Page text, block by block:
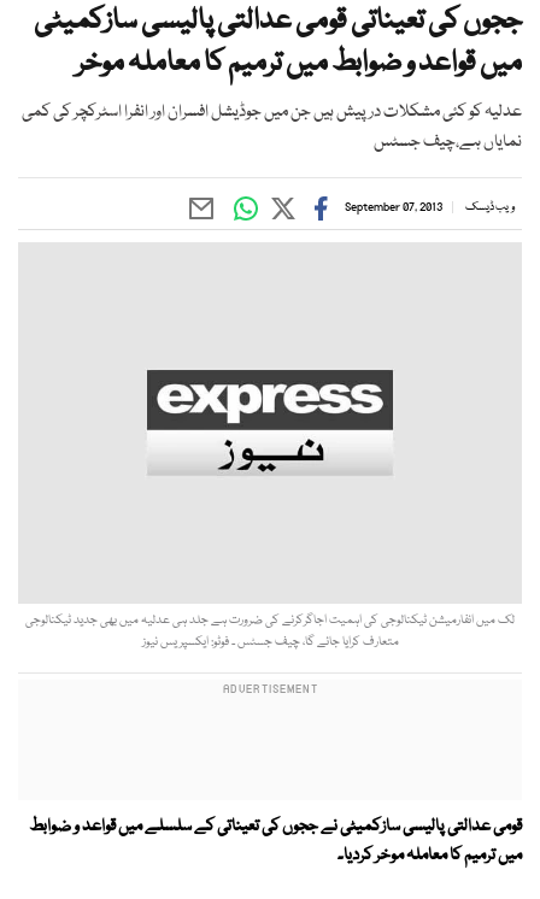
ججوں کی تعیناتی قومی عدالتی پالیسی سازکمیٹی
میں قواعد و ضوابط میں ترمیم کا معاملہ موخر
عدلیہ کو کئی مشکلات درپیش ہیں جن میں جوڈیشل افسران اور انفرا اسٹرکچر کی کمی
نمایاں ہے،چیف جسٹس
ویب ڈیسک September 07, 2013
لک میں انفارمیشن ٹیکنالوجی کی اہمیت اجاگرکرنے کی ضرورت ہے جلد ہی عدلیہ میں بھی جدید ٹیکنالوجی
متعارف کرایا جائے گا، چیف جسٹس ۔ فوٹو: ایکسپریس نیوز
قومی عدالتی پالیسی سازکمیٹی نے ججوں کی تعیناتی کے سلسلے میں قواعد و ضوابط
میں ترمیم کا معاملہ موخر کردیا۔